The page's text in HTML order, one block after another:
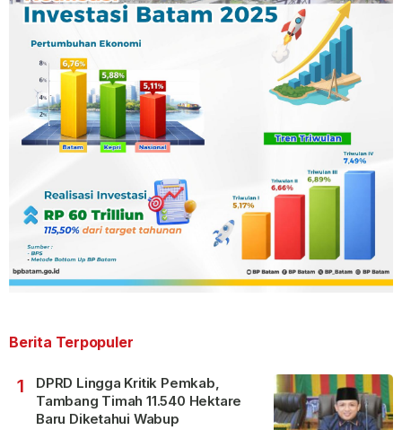
Berita Terpopuler
1
DPRD Lingga Kritik Pemkab,
Tambang Timah 11.540 Hektare
Baru Diketahui Wabup